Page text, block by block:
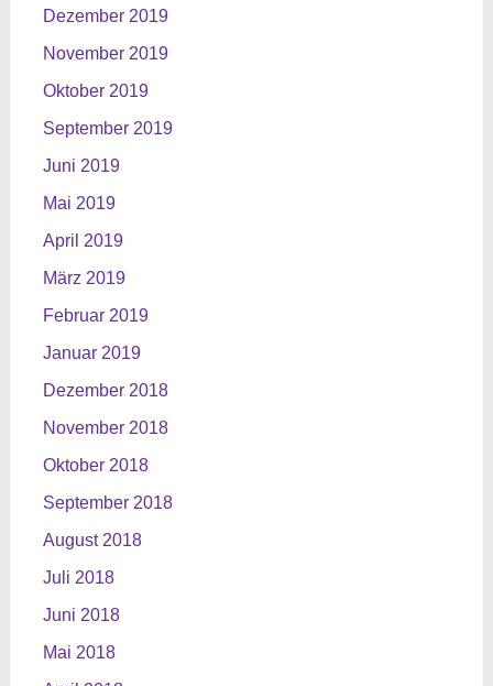
Dezember 2019
November 2019
Oktober 2019
September 2019
Juni 2019
Mai 2019
April 2019
März 2019
Februar 2019
Januar 2019
Dezember 2018
November 2018
Oktober 2018
September 2018
August 2018
Juli 2018
Juni 2018
Mai 2018